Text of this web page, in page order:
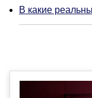
В какие